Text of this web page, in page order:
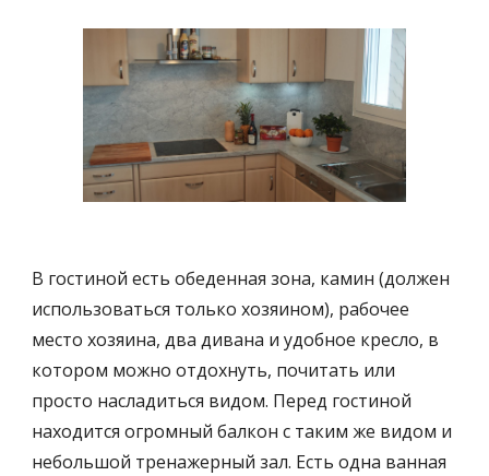
В гостиной есть обеденная зона, камин (должен
использоваться только хозяином), рабочее
место хозяина, два дивана и удобное кресло, в
котором можно отдохнуть, почитать или
просто насладиться видом. Перед гостиной
находится огромный балкон с таким же видом и
небольшой тренажерный зал. Есть одна ванная